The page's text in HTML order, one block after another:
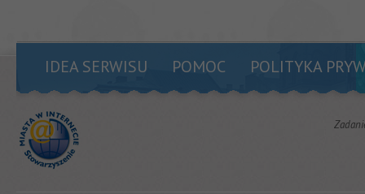
IDEA SERWISU POMOC POLITYKA